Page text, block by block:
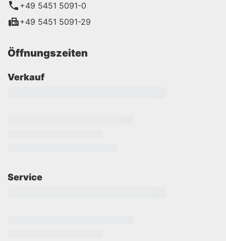
+49 5451 5091-0
+49 5451 5091-29
Öffnungszeiten
Verkauf
Service